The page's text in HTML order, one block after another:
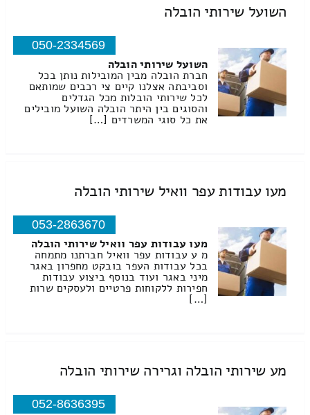
השועל שירותי הובלה
050-2334569
השועל שירותי הובלה
חברת הובלה מבין המובילות נותן בכל
וסביבתה אצלנו קיים צי רכבים שמותאם
לכל שירותי הובלות מכל הגדלים
והסוגים בין היתר הובלה השועל מובילים
את כל סוגי המשרדים […]
מעו עבודות עפר וואיל שירותי הובלה
053-2863670
מעו עבודות עפר וואיל שירותי הובלה
מ ע עבודות עפר וואיל חברתנו מתמחה
בכל עבודות העפר בובקט מחפרון באגר
מיני באגר ועוד בנוסף ביצוע עבודות
חפירות ללקוחות פרטיים ולעסקים שרות
[…]
מע שירותי הובלה וגרירה שירותי הובלה
052-8636395